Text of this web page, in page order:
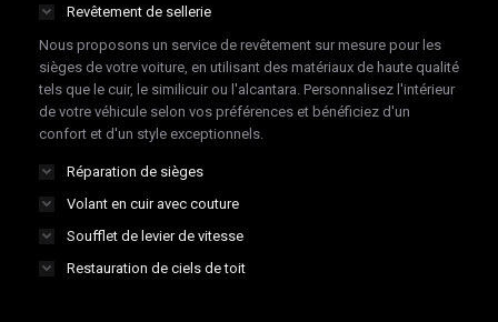
new
window
new
window
new
window
new
window
Revêtement de sellerie
Nous proposons un service de revêtement sur mesure pour les
sièges de votre voiture, en utilisant des matériaux de haute qualité
tels que le cuir, le similicuir ou l'alcantara. Personnalisez l'intérieur
de votre véhicule selon vos préférences et bénéficiez d'un
confort et d'un style exceptionnels.
Réparation de sièges
Volant en cuir avec couture
Soufflet de levier de vitesse
Restauration de ciels de toit